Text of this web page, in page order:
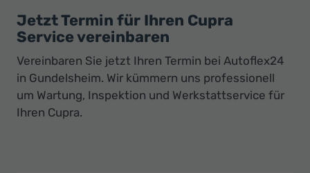
Jetzt Termin für Ihren Cupra
Service vereinbaren
Vereinbaren Sie jetzt Ihren Termin bei Autoflex24
in Gundelsheim. Wir kümmern uns professionell
um Wartung, Inspektion und Werkstattservice für
Ihren Cupra.